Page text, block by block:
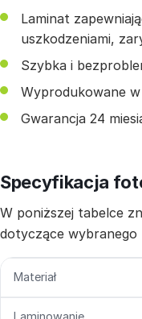
Laminat
uszkodzeniami,
Szybka i
Wyprodukowane
Gwarancja 24
Specyfikacja
W poniższej tabelce
dotyczące wybranego
Materiał
Laminowanie